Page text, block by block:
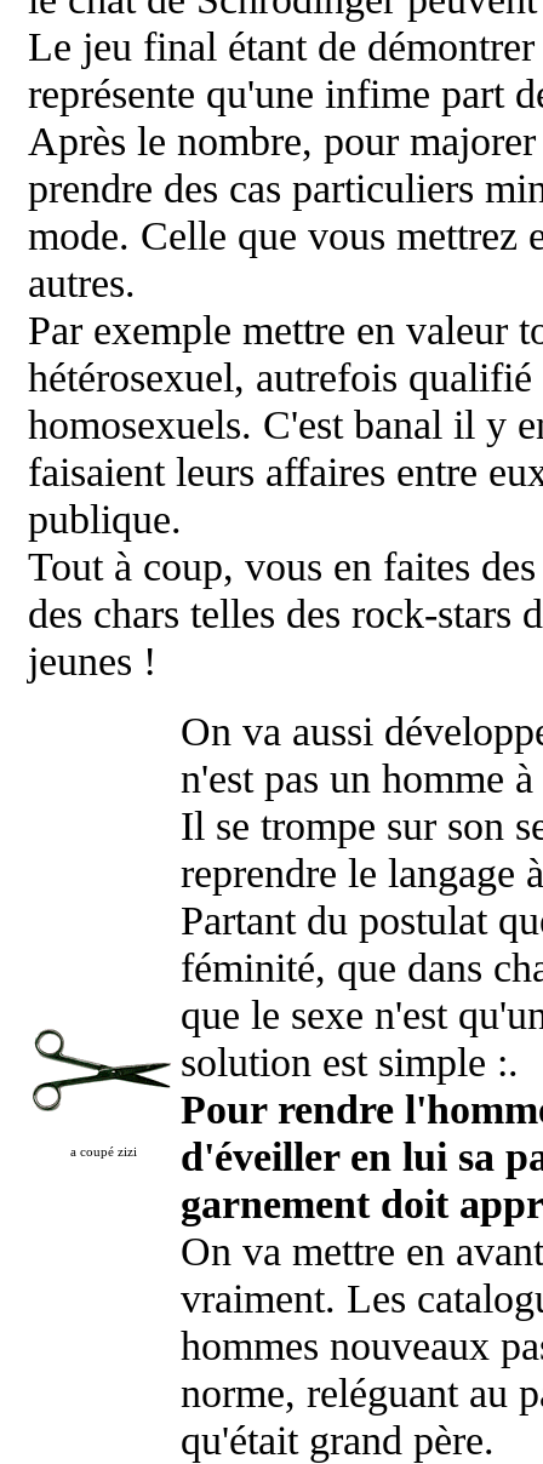
Le jeu final étant de
représente qu'une infime part
Après le nombre, pour
prendre des cas particuliers
mode. Celle que vous mettrez
autres.
Par exemple mettre en valeur
hétérosexuel, autrefois
homosexuels. C'est banal il y
faisaient leurs affaires entre
publique.
Tout à coup, vous en faites
des chars telles des rock-stars
jeunes !
a coupé zizi
On va aussi
n'est pas un homme
Il se trompe sur son
reprendre le langage
Partant du postulat
féminité, que dans
que le sexe n'est
solution est simple :.
Pour rendre
d'éveiller en lui sa
garnement doit
On va mettre en
vraiment. Les
hommes nouveaux
norme, reléguant au
qu'était grand père.